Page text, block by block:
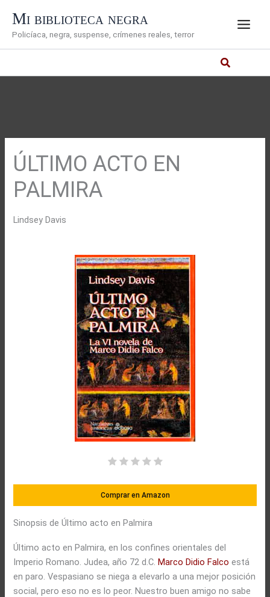
contenido
Mi biblioteca negra
Policíaca, negra, suspense, crímenes reales, terror
ÚLTIMO ACTO EN
PALMIRA
Lindsey Davis
Comprar en Amazon
Sinopsis de Último acto en Palmira
Último acto en Palmira, en los confines orientales del
Imperio Romano. Judea, año 72 d.C.Marco Didio Falco está
en paro. Vespasiano se niega a elevarlo a una mejor posición
social, pero eso no es lo peor. Nuestro buen amigo no sabe